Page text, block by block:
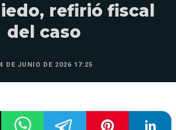
refirió fiscal
del caso
DE JUNIO DE 2026 17:25